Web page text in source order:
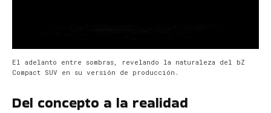
El adelanto entre sombras, revelando la naturaleza del bZ
Compact SUV en su versión de producción.
Del concepto a la realidad